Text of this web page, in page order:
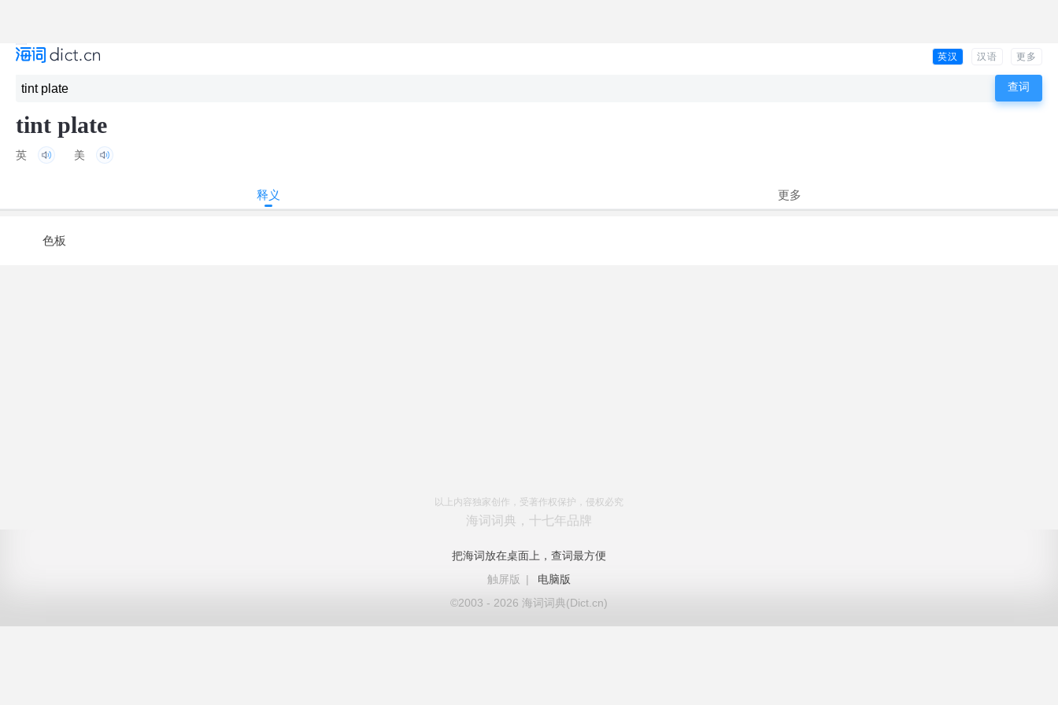
英汉 汉语 更多
tint plate
英 美
释义 更多
色板
以上内容独家创作，受著作权保护，侵权必究
海词词典，十七年品牌
把海词放在桌面上，查词最方便
触屏版
|
电脑版
©2003 - 2026 海词词典(Dict.cn)